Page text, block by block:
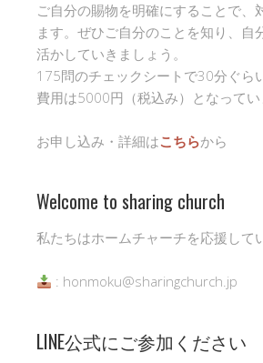
ご自分の賜物を明確にすることで、
ます。ぜひご自分のことを知り、自
活かしていきましょう。
175問のチェックシートで30分ぐら
費用は5000円（税込み）となってい
お申し込み・詳細はこちらから
Welcome to sharing church
私たちはホームチャーチを応援して
: honmoku@sharingchurch.jp
LINE公式にご参加ください